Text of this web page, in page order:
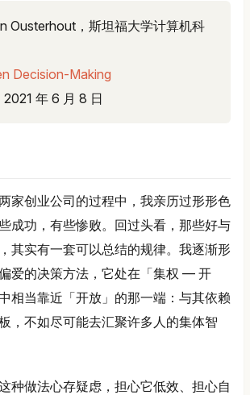
Ousterhout，斯坦福大学计算机科
Decision-Making
年 6 月 8 日
家创业公司的过程中，我亲历过形形色
成功，有些惨败。回过头看，那些好与
其实有一套可以总结的规律。我逐渐形
爱的决策方法，它处在「集权 — 开
相当靠近「开放」的那一端：与其依赖
，不如尽可能去汇聚许多人的集体智
种做法心存疑虑，担心它低效、担心自